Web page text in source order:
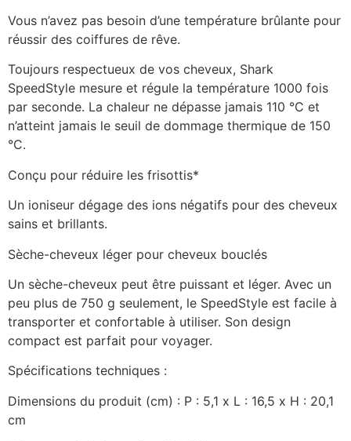
Vous n’avez pas besoin d’une température brûlante pour
réussir des coiffures de rêve.
Toujours respectueux de vos cheveux, Shark
SpeedStyle mesure et régule la température 1000 fois
par seconde. La chaleur ne dépasse jamais 110 °C et
n’atteint jamais le seuil de dommage thermique de 150
°C.
Conçu pour réduire les frisottis*
Un ioniseur dégage des ions négatifs pour des cheveux
sains et brillants.
Sèche-cheveux léger pour cheveux bouclés
Un sèche-cheveux peut être puissant et léger. Avec un
peu plus de 750 g seulement, le SpeedStyle est facile à
transporter et confortable à utiliser. Son design
compact est parfait pour voyager.
Spécifications techniques :
Dimensions du produit (cm) : P : 5,1 x L : 16,5 x H : 20,1
cm